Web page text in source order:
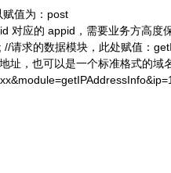
值为：post
对应的 appid，需要业务方高度
请求的数据模块，此处赋值：
址，也可以是一个标准格式的域